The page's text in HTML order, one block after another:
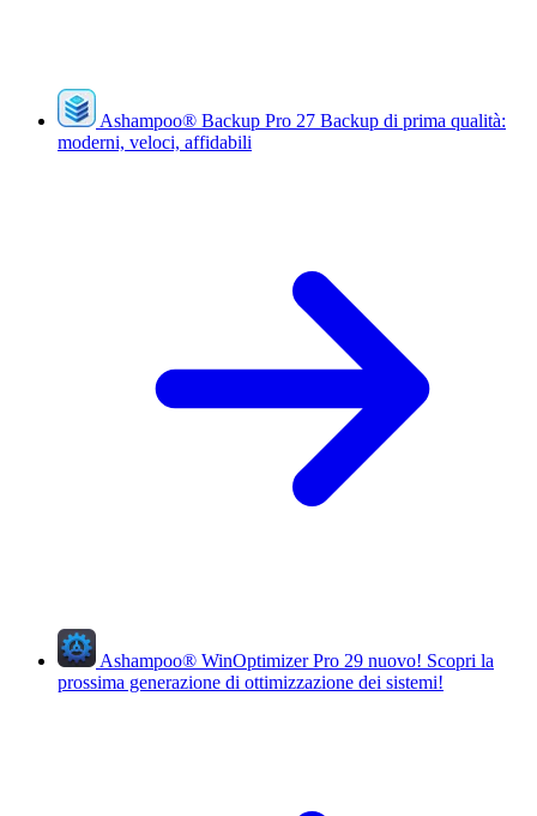
Ashampoo® Backup Pro 27 Backup di prima qualità:
moderni, veloci, affidabili
Ashampoo® WinOptimizer Pro 29 nuovo! Scopri la
prossima generazione di ottimizzazione dei sistemi!